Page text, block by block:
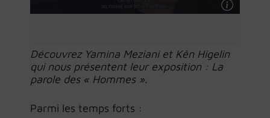
Découvrez Yamina Meziani et Kên Higelin
qui nous présentent leur exposition : La
parole des « Hommes ».
Parmi les temps forts :